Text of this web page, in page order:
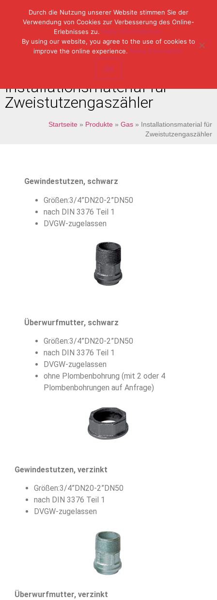
Tel: (49) 07153 / 970 11-0
Fax: (49) 07153 / 382 33
Installationsmaterial für
Zweistutzengaszähler
Startseite » Produkte » Gas »
Installationsmaterial für
Zweistutzengaszähler
Gewindestutzen, schwarz
Größen:3/4”DN20-2”DN50
nach DIN 3376 Teil 1
DVGW-zugelassen
Überwurfmutter, schwarz
Größen:3/4”DN20-2”DN50
nach DIN 3376 Teil 1
DVGW-zugelassen
ohne Plombenbohrung (mit 2 oder 4
Plombenbohrungen auf Anfrage)
Gewindestutzen, verzinkt
Größen:3/4”DN20-2”DN50
nach DIN 3376 Teil 1
DVGW-zugelassen
Überwurfmutter, verzinkt
Durch die Nutzung unserer Website stimmen Sie der
Verwendung von Cookies zur Verbesserung des Online-
Erlebnisses zu. Mehr Informationen.
By using our website, you agree to the use of cookies to
improve the online experience. More Information.
OK